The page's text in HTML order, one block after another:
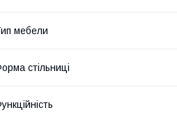
мебели
стільниці